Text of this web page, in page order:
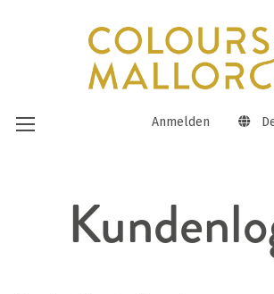
Anmelden